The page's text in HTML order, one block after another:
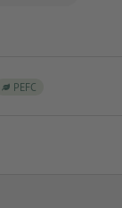
PEFC